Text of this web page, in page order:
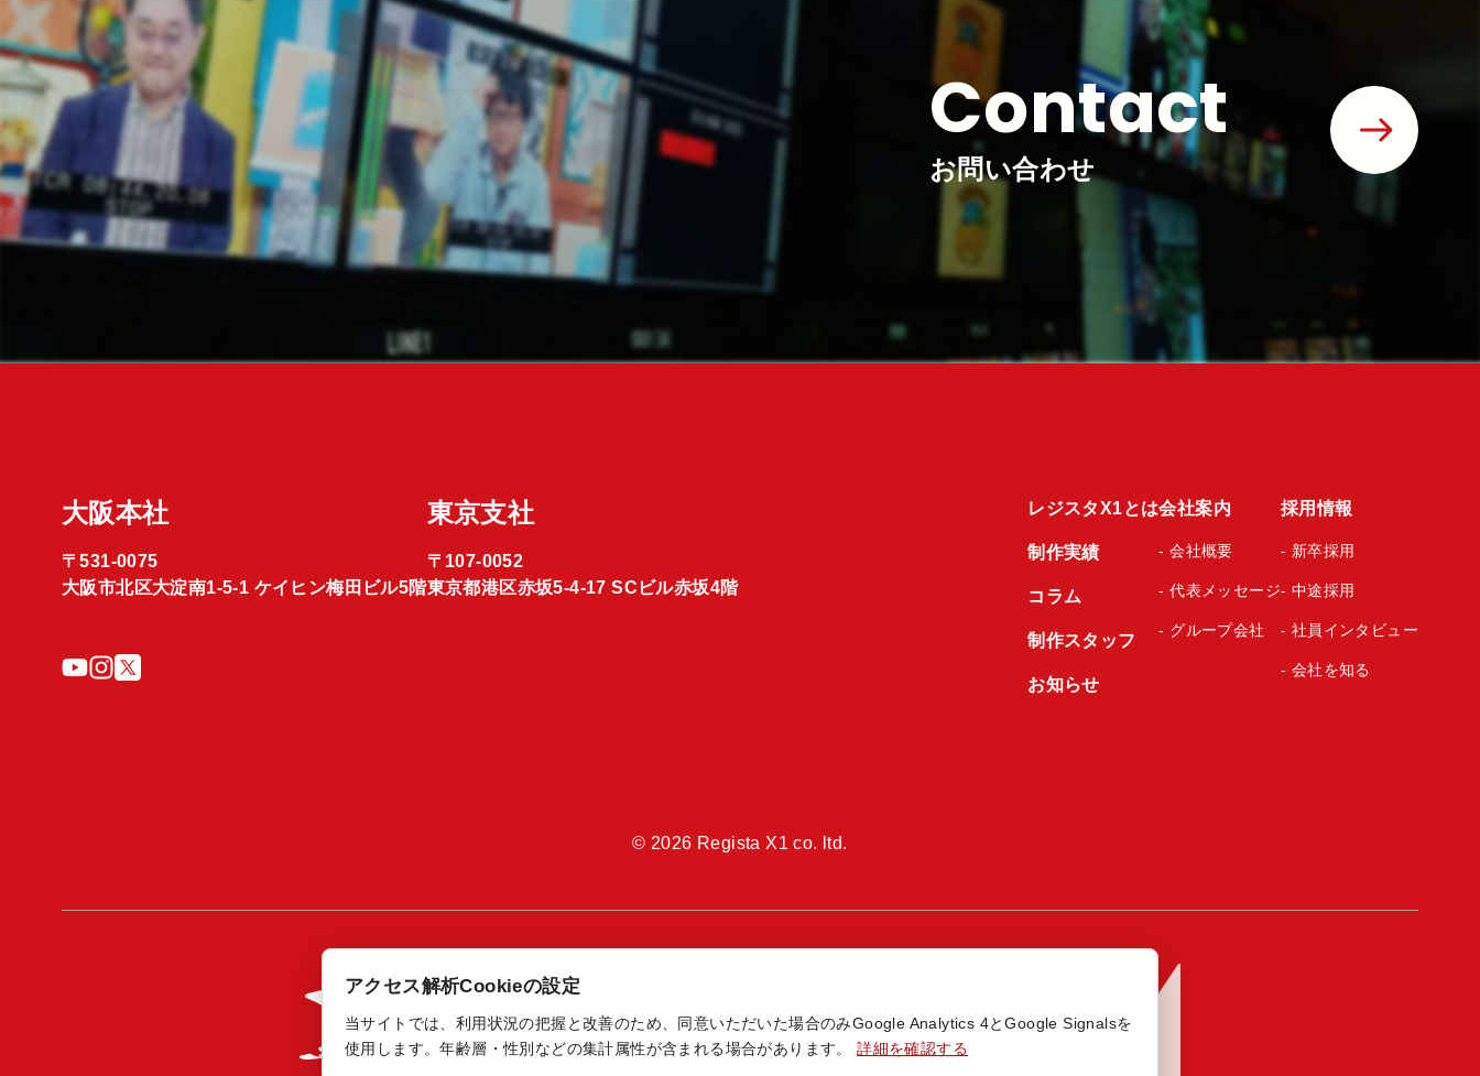
Contact
お問い合わせ
レジスタX1とは
制作実績
コラム
制作スタッフ
お知らせ
会社案内
- 会社概要
- 代表メッセージ
- グループ会社
採用情報
- 新卒採用
- 中途採用
- 社員インタビュー
- 会社を知る
大阪本社
〒531-0075
大阪市北区大淀南1-5-1 ケイヒン梅田ビル5階
東京支社
〒107-0052
東京都港区赤坂5-4-17 SCビル赤坂4階
© 2026 Regista X1 co. ltd.
アクセス解析Cookieの設定
当サイトでは、利用状況の把握と改善のため、同意いただいた場合のみGoogle Analytics 4とGoogle Signalsを
使用します。年齢層・性別などの集計属性が含まれる場合があります。詳細を確認する